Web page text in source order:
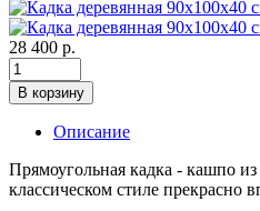
28 400 р.
В корзину
Описание
Прямоугольная кадка - кашпо
классическом стиле прекрасно